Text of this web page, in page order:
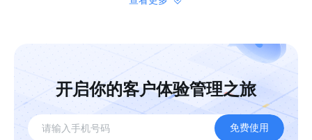
开启你的客户体验管理之旅
免费使用